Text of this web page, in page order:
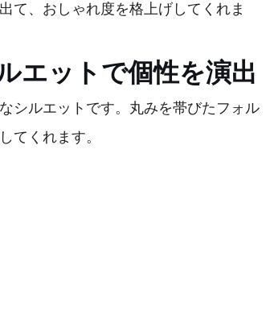
て、おしゃれ度を格上げしてくれま
エットで個性を演出
シルエットです。丸みを帯びたフォル
てくれます。